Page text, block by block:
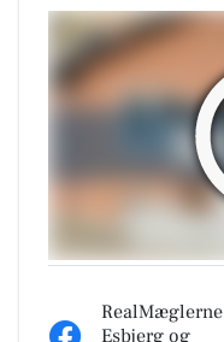
RealMæglerne
Esbjerg og